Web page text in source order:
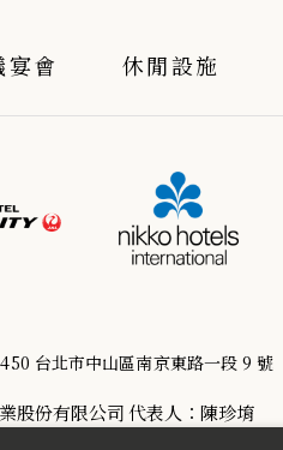
宴會 休閒設施
台北市中山區南京東路一段 9 號
股份有限公司 代表人：陳珍堉